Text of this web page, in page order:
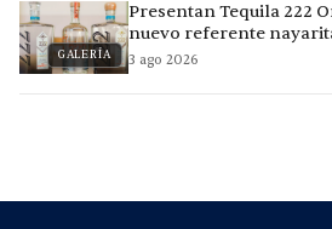
GALERÍA
Presentan Tequila 222
nuevo referente
3 ago 2026